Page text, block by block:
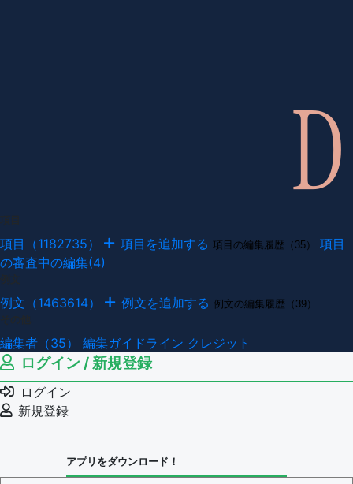
項目（1182735） 項目を追加する 項目の編集履歴（35）
項目
の審査中の編集(4)
例文（1463614） 例文を追加する 例文の編集履歴（39）
編集者（35） 編集ガイドライン クレジット
ログイン / 新規登録
ログイン
新規登録
アプリをダウンロード！